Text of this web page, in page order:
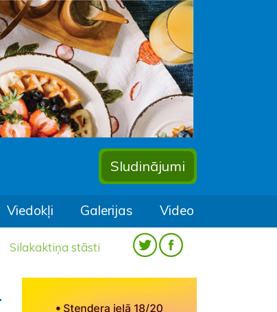
Sludinājumi
Viedokļi Galerijas Video
Silakaktiņa stāsti